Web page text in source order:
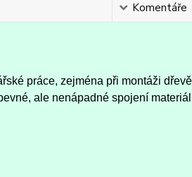
Komentáře
práce, zejména při montáži
ale nenápadné spojení